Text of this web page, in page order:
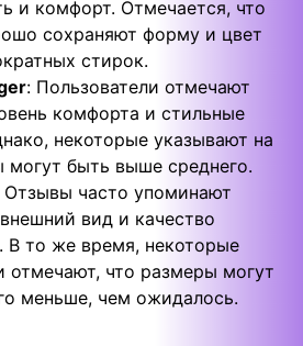
и комфорт. Отмечается, что
сохраняют форму и цвет
стирок.
: Пользователи отмечают
комфорта и стильные
некоторые указывают на
могут быть выше среднего.
Отзывы часто упоминают
вид и качество
В то же время, некоторые
отмечают, что размеры могут
меньше, чем ожидалось.